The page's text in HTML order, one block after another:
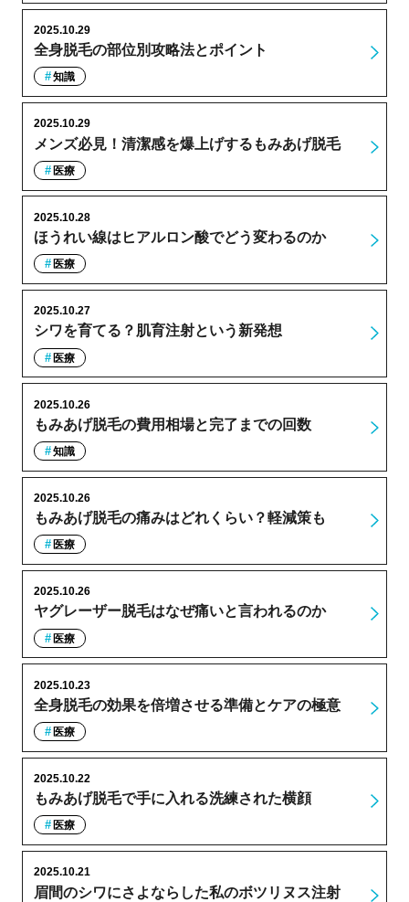
全身脱毛の部位別攻略法とポイント
2025.10.29
知識
メンズ必見！清潔感を爆上げするもみあげ脱毛
2025.10.29
医療
ほうれい線はヒアルロン酸でどう変わるのか
2025.10.28
医療
シワを育てる？肌育注射という新発想
2025.10.27
医療
もみあげ脱毛の費用相場と完了までの回数
2025.10.26
知識
もみあげ脱毛の痛みはどれくらい？軽減策も
2025.10.26
医療
ヤグレーザー脱毛はなぜ痛いと言われるのか
2025.10.26
医療
全身脱毛の効果を倍増させる準備とケアの極意
2025.10.23
医療
もみあげ脱毛で手に入れる洗練された横顔
2025.10.22
医療
眉間のシワにさよならした私のボツリヌス注射
2025.10.21